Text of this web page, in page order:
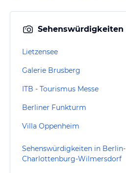
Sehenswürdigkeiten
Lietzensee
Galerie Brusberg
ITB - Tourismus Messe
Berliner Funkturm
Villa Oppenheim
Sehenswürdigkeiten in Berlin-
Charlottenburg-Wilmersdorf